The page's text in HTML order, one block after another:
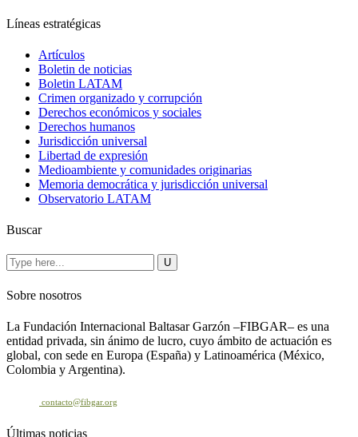
Líneas estratégicas
Artículos
Boletin de noticias
Boletin LATAM
Crimen organizado y corrupción
Derechos económicos y sociales
Derechos humanos
Jurisdicción universal
Libertad de expresión
Medioambiente y comunidades originarias
Memoria democrática y jurisdicción universal
Observatorio LATAM
Buscar
Sobre nosotros
La Fundación Internacional Baltasar Garzón –FIBGAR– es una
entidad privada, sin ánimo de lucro, cuyo ámbito de actuación es
global, con sede en Europa (España) y Latinoamérica (México,
Colombia y Argentina).
contacto@fibgar.org
Últimas noticias